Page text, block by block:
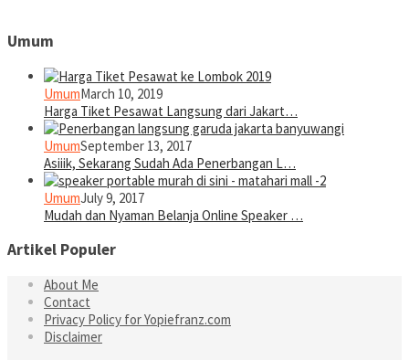
Umum
UmumMarch 10, 2019
Harga Tiket Pesawat Langsung dari Jakart…
UmumSeptember 13, 2017
Asiiik, Sekarang Sudah Ada Penerbangan L…
UmumJuly 9, 2017
Mudah dan Nyaman Belanja Online Speaker …
Artikel Populer
About Me
Contact
Privacy Policy for Yopiefranz.com
Disclaimer